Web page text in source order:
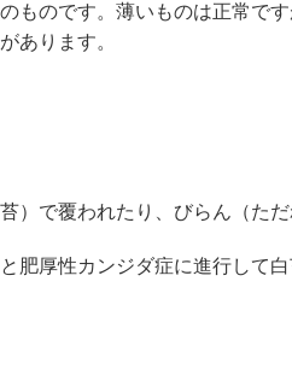
ものです。薄いものは正常で
あります。
）で覆われたり、びらん（ただ
肥厚性カンジダ症に進行して